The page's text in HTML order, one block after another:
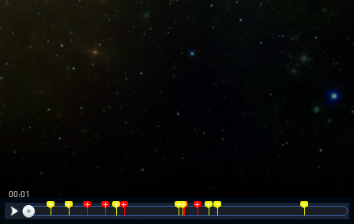
00:02